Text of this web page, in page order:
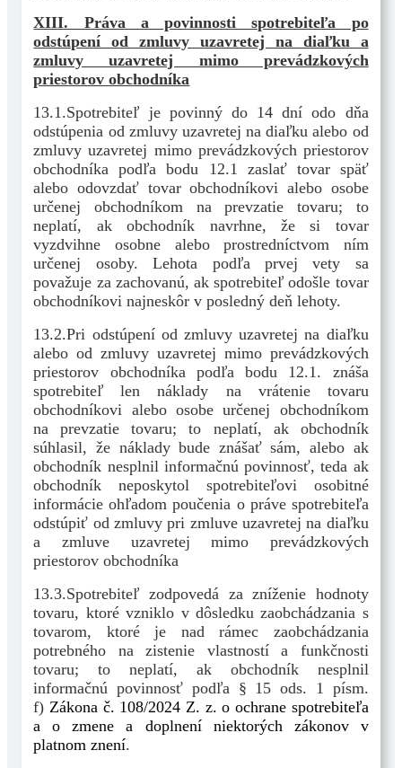
XIII. Práva a povinnosti spotrebiteľa po
odstúpení od zmluvy uzavretej na diaľku a
zmluvy uzavretej mimo prevádzkových
priestorov obchodníka
13.1.Spotrebiteľ je povinný do 14 dní odo dňa
odstúpenia od zmluvy uzavretej na diaľku alebo od
zmluvy uzavretej mimo prevádzkových priestorov
obchodníka podľa bodu 12.1 zaslať tovar späť
alebo odovzdať tovar obchodníkovi alebo osobe
určenej obchodníkom na prevzatie tovaru; to
neplatí, ak obchodník navrhne, že si tovar
vyzdvihne osobne alebo prostredníctvom ním
určenej osoby. Lehota podľa prvej vety sa
považuje za zachovanú, ak spotrebiteľ odošle tovar
obchodníkovi najneskôr v posledný deň lehoty.
13.2.Pri odstúpení od zmluvy uzavretej na diaľku
alebo od zmluvy uzavretej mimo prevádzkových
priestorov obchodníka podľa bodu 12.1. znáša
spotrebiteľ len náklady na vrátenie tovaru
obchodníkovi alebo osobe určenej obchodníkom
na prevzatie tovaru; to neplatí, ak obchodník
súhlasil, že náklady bude znášať sám, alebo ak
obchodník nesplnil informačnú povinnosť, teda ak
obchodník neposkytol spotrebiteľovi osobitné
informácie ohľadom poučenia o práve spotrebiteľa
odstúpiť od zmluvy pri zmluve uzavretej na diaľku
a zmluve uzavretej mimo prevádzkových
priestorov obchodníka
13.3.Spotrebiteľ zodpovedá za zníženie hodnoty
tovaru, ktoré vzniklo v dôsledku zaobchádzania s
tovarom, ktoré je nad rámec zaobchádzania
potrebného na zistenie vlastností a funkčnosti
tovaru; to neplatí, ak obchodník nesplnil
informačnú povinnosť podľa § 15 ods. 1 písm.
f)Zákona č. 108/2024 Z. z. o ochrane spotrebiteľa
a o zmene a doplnení niektorých zákonov v
platnom znení.